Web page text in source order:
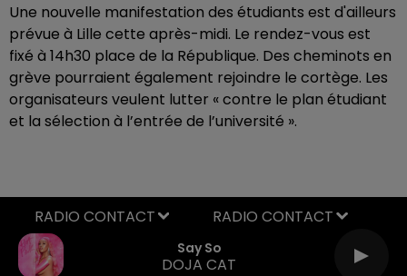
Une nouvelle manifestation des étudiants est d'ailleurs
prévue à Lille cette après-midi. Le rendez-vous est
fixé à 14h30 place de la République. Des cheminots en
grève pourraient également rejoindre le cortège. Les
organisateurs veulent lutter « contre le plan étudiant
et la sélection à l’entrée de l’université ».
Say So
DOJA CAT
RADIO CONTACT